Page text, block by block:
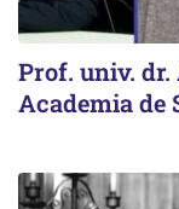
Prof. univ. dr.
Academia de